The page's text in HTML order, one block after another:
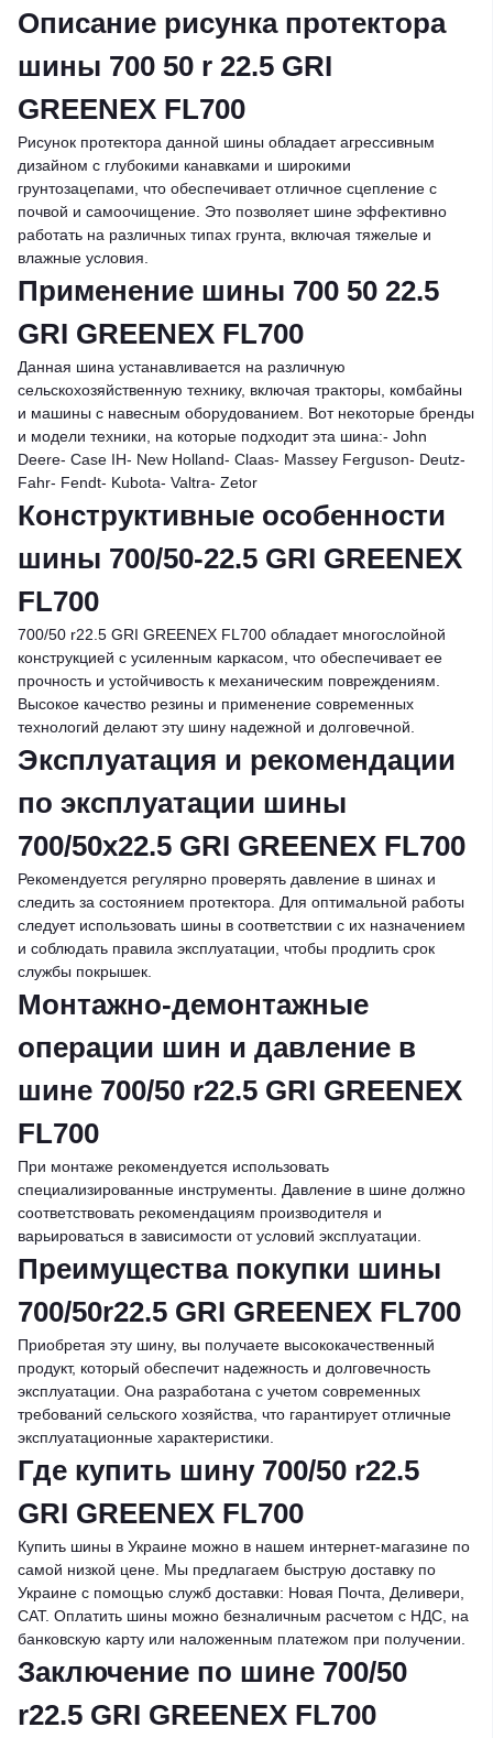
Описание рисунка протектора
шины 700 50 r 22.5 GRI
GREENEX FL700
Рисунок протектора данной шины обладает агрессивным
дизайном с глубокими канавками и широкими
грунтозацепами, что обеспечивает отличное сцепление с
почвой и самоочищение. Это позволяет шине эффективно
работать на различных типах грунта, включая тяжелые и
влажные условия.
Применение шины 700 50 22.5
GRI GREENEX FL700
Данная шина устанавливается на различную
сельскохозяйственную технику, включая тракторы, комбайны
и машины с навесным оборудованием. Вот некоторые бренды
и модели техники, на которые подходит эта шина:- John
Deere- Case IH- New Holland- Claas- Massey Ferguson- Deutz-
Fahr- Fendt- Kubota- Valtra- Zetor
Конструктивные особенности
шины 700/50-22.5 GRI GREENEX
FL700
700/50 r22.5 GRI GREENEX FL700 обладает многослойной
конструкцией с усиленным каркасом, что обеспечивает ее
прочность и устойчивость к механическим повреждениям.
Высокое качество резины и применение современных
технологий делают эту шину надежной и долговечной.
Эксплуатация и рекомендации
по эксплуатации шины
700/50х22.5 GRI GREENEX FL700
Рекомендуется регулярно проверять давление в шинах и
следить за состоянием протектора. Для оптимальной работы
следует использовать шины в соответствии с их назначением
и соблюдать правила эксплуатации, чтобы продлить срок
службы покрышек.
Монтажно-демонтажные
операции шин и давление в
шине 700/50 r22.5 GRI GREENEX
FL700
При монтаже рекомендуется использовать
специализированные инструменты. Давление в шине должно
соответствовать рекомендациям производителя и
варьироваться в зависимости от условий эксплуатации.
Преимущества покупки шины
700/50r22.5 GRI GREENEX FL700
Приобретая эту шину, вы получаете высококачественный
продукт, который обеспечит надежность и долговечность
эксплуатации. Она разработана с учетом современных
требований сельского хозяйства, что гарантирует отличные
эксплуатационные характеристики.
Где купить шину 700/50 r22.5
GRI GREENEX FL700
Купить шины в Украине можно в нашем интернет-магазине по
самой низкой цене. Мы предлагаем быструю доставку по
Украине с помощью служб доставки: Новая Почта, Деливери,
САТ. Оплатить шины можно безналичным расчетом с НДС, на
банковскую карту или наложенным платежом при получении.
Заключение по шине 700/50
r22.5 GRI GREENEX FL700